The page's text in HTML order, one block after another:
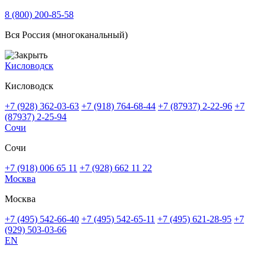
8 (800) 200-85-58
Вся Россия (многоканальный)
Кисловодск
Кисловодск
+7 (928) 362-03-63 +7 (918) 764-68-44 +7 (87937) 2-22-96 +7
(87937) 2-25-94
Сочи
Сочи
+7 (918) 006 65 11 +7 (928) 662 11 22
Москва
Москва
+7 (495) 542-66-40 +7 (495) 542-65-11 +7 (495) 621-28-95 +7
(929) 503-03-66
EN